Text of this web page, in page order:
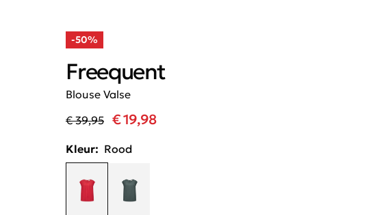
-50%
Blouse Valse
Freequent
€ 39,95 € 19,98
Kleur: Rood